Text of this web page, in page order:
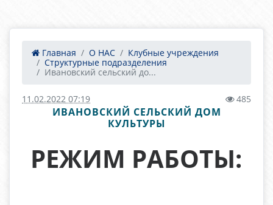
Главная О НАС
Клубные учреждения
Структурные подразделения
Ивановский сельский до...
11.02.2022 07:19 485
ИВАНОВСКИЙ СЕЛЬСКИЙ ДОМ
КУЛЬТУРЫ
РЕЖИМ РАБОТЫ: